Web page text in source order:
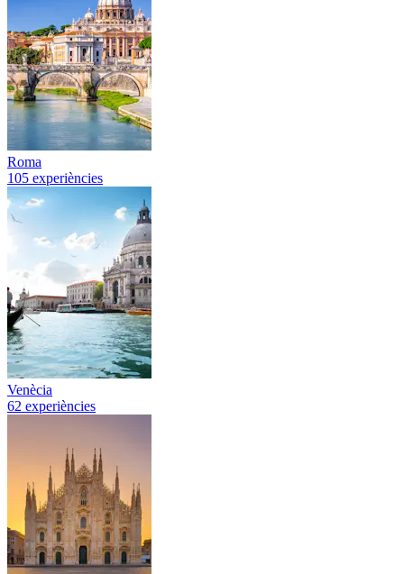
Roma
105 experiències
Venècia
62 experiències